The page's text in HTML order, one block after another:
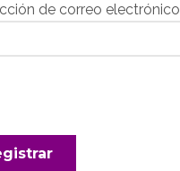
de correo electrónico